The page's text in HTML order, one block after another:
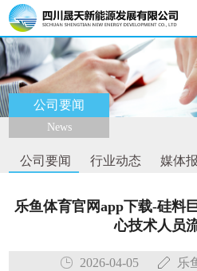
公司要闻
News
公司要闻 行业动态 媒体
乐鱼体育官网app下载-硅料
心技术人员
2026-04-05 乐